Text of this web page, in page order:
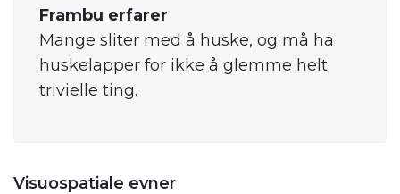
Frambu erfarer
Mange sliter med å huske, og må ha
huskelapper for ikke å glemme helt
trivielle ting.
Visuospatiale evner